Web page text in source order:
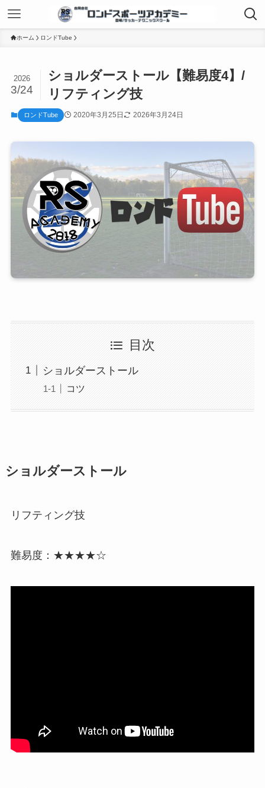
ホーム ロンドTube
ショルダーストール【難易度4】/
リフティング技
2026
3/24
ロンドTube 2020年3月25日 2026年3月24日
目次
ショルダーストール
コツ
ショルダーストール
リフティング技
難易度：★★★★☆